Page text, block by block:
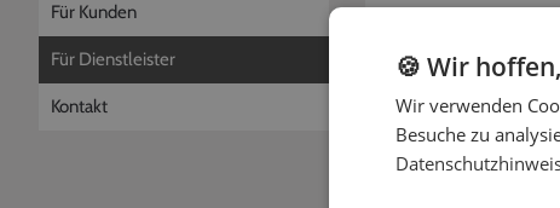
Für Kunden
Für Dienstleister
Kontakt
Wie kann ich
Du kannst Deine
Deinen Account
durchgeführt werden,
🍪 Wir
Wir verwenden
Besuche zu